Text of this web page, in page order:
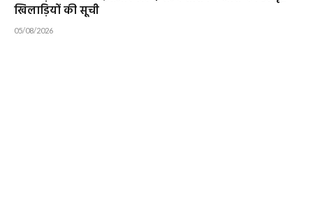
खिलाड़ियों की सूची
05/08/2026